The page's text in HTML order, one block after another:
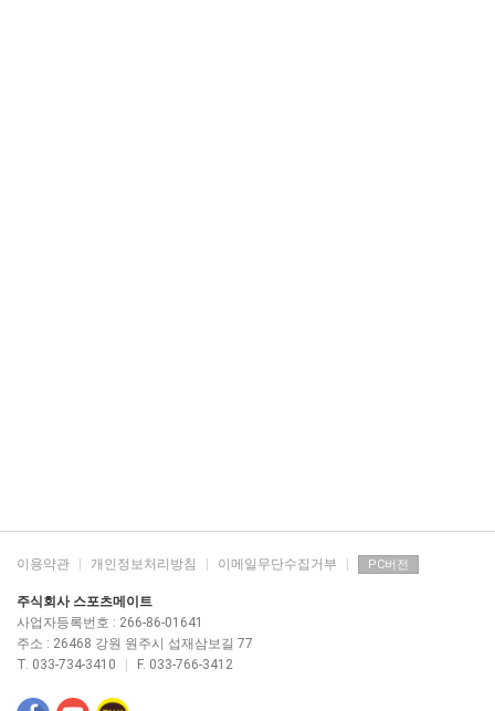
이용약관 개인정보처리방침 이메일무단수집거부 PC버전
주식회사 스포츠메이트
사업자등록번호 : 266-86-01641
주소 : 26468 강원 원주시 섭재삼보길 77
T. 033-734-3410
F. 033-766-3412